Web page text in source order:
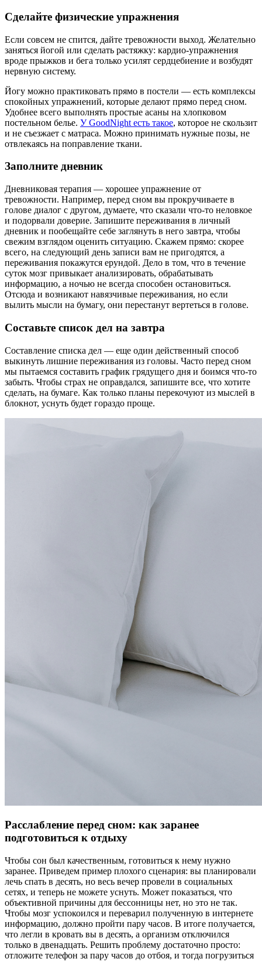
Сделайте физические упражнения
Если совсем не спится, дайте тревожности выход. Желательно
заняться йогой или сделать растяжку: кардио-упражнения
вроде прыжков и бега только усилят сердцебиение и возбудят
нервную систему.
Йогу можно практиковать прямо в постели — есть комплексы
спокойных упражнений, которые делают прямо перед сном.
Удобнее всего выполнять простые асаны на хлопковом
постельном белье. У GoodNight есть такое, которое не скользит
и не съезжает с матраса. Можно принимать нужные позы, не
отвлекаясь на поправление ткани.
Заполните дневник
Дневниковая терапия — хорошее упражнение от
тревожности. Например, перед сном вы прокручиваете в
голове диалог с другом, думаете, что сказали что-то неловкое
и подорвали доверие. Запишите переживания в личный
дневник и пообещайте себе заглянуть в него завтра, чтобы
свежим взглядом оценить ситуацию. Скажем прямо: скорее
всего, на следующий день записи вам не пригодятся, а
переживания покажутся ерундой. Дело в том, что в течение
суток мозг привыкает анализировать, обрабатывать
информацию, а ночью не всегда способен остановиться.
Отсюда и возникают навязчивые переживания, но если
вылить мысли на бумагу, они перестанут вертеться в голове.
Составьте список дел на завтра
Составление списка дел — еще один действенный способ
выкинуть лишние переживания из головы. Часто перед сном
мы пытаемся составить график грядущего дня и боимся что-то
забыть. Чтобы страх не оправдался, запишите все, что хотите
сделать, на бумаге. Как только планы перекочуют из мыслей в
блокнот, уснуть будет гораздо проще.
Расслабление перед сном: как заранее
подготовиться к отдыху
Чтобы сон был качественным, готовиться к нему нужно
заранее. Приведем пример плохого сценария: вы планировали
лечь спать в десять, но весь вечер провели в социальных
сетях, и теперь не можете уснуть. Может показаться, что
объективной причины для бессонницы нет, но это не так.
Чтобы мозг успокоился и переварил полученную в интернете
информацию, должно пройти пару часов. В итоге получается,
что легли в кровать вы в десять, а организм отключился
только в двенадцать. Решить проблему достаточно просто:
отложите телефон за пару часов до отбоя, и тогда погрузиться